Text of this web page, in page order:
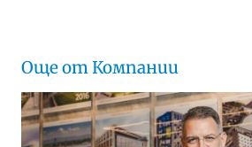
Още от Компании